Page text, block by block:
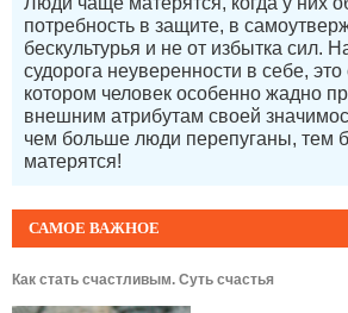
САМОЕ ВАЖНОЕ
Как стать счастливым. Суть счастья
потребность в защите, в
бескультурья и не от избытка сил.
судорога неуверенности в себе, это
котором человек особенно жадно
внешним атрибутам своей
чем больше люди перепуганы, тем
матерятся!